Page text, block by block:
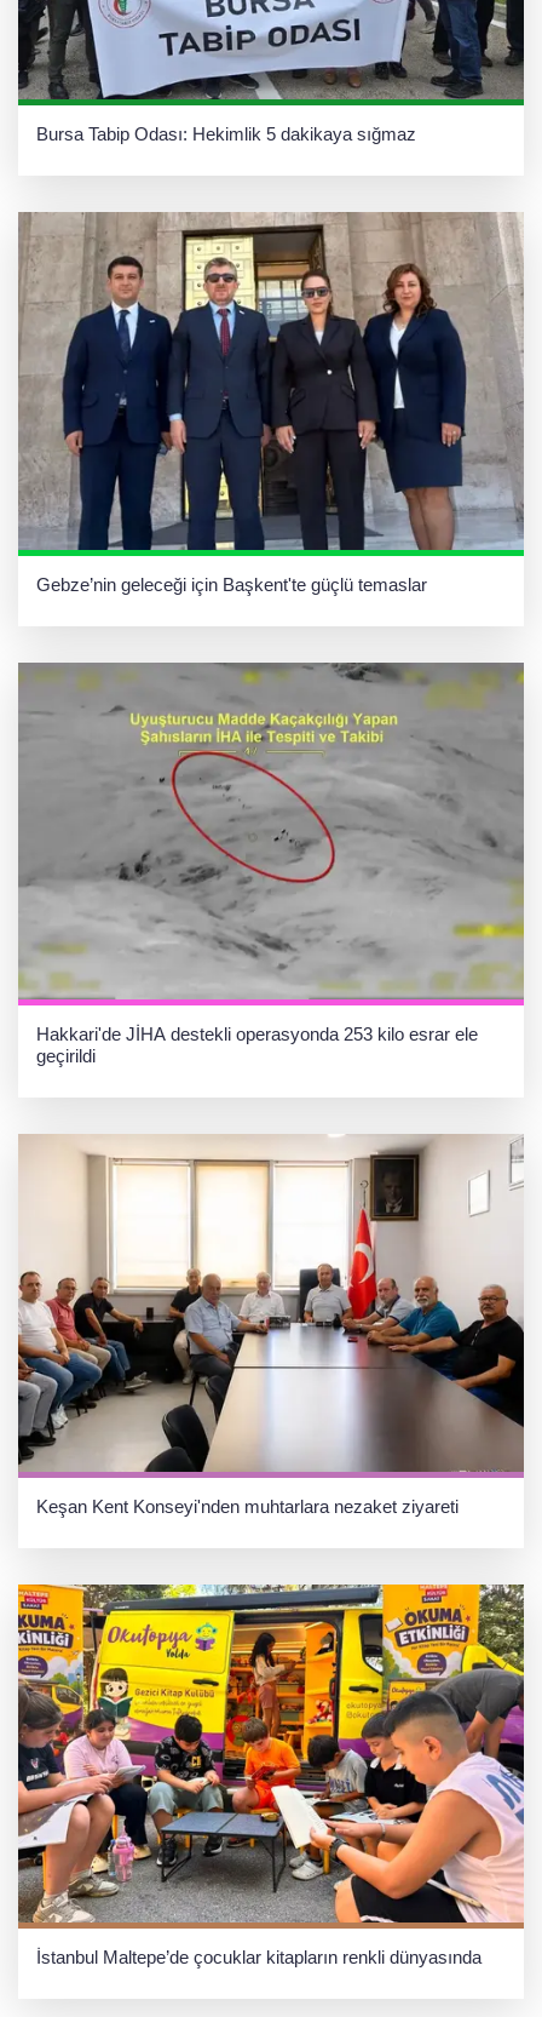
Bursa Tabip Odası: Hekimlik 5 dakikaya sığmaz
Gebze’nin geleceği için Başkent'te güçlü temaslar
Hakkari'de JİHA destekli operasyonda 253 kilo esrar ele
geçirildi
Keşan Kent Konseyi'nden muhtarlara nezaket ziyareti
İstanbul Maltepe’de çocuklar kitapların renkli dünyasında